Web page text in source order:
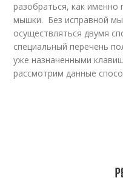
разобраться, как
мышки. Без исправной
осуществляться двумя
специальный перечень
уже назначенными
рассмотрим данные